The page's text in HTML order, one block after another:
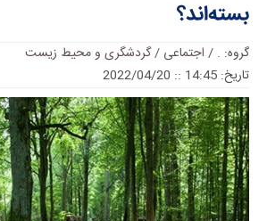
بسته‌اند؟
گروه: .
/ اجتماعی / گردشگری و محیط زیست
تاریخ: 14:45 :: 2022/04/20